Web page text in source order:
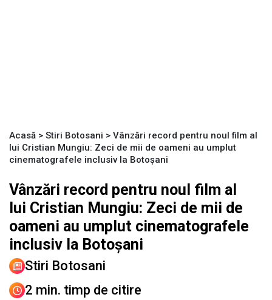
Acasă > Stiri Botosani > Vânzări record pentru noul film al
lui Cristian Mungiu: Zeci de mii de oameni au umplut
cinematografele inclusiv la Botoșani
Vânzări record pentru noul film al
lui Cristian Mungiu: Zeci de mii de
oameni au umplut cinematografele
inclusiv la Botoșani
Stiri Botosani
2 min. timp de citire